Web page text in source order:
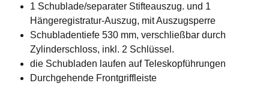
1 Schublade/separater Stifteauszug. und 1
Hängeregistratur-Auszug, mit Auszugsperre
Schubladentiefe 530 mm, verschließbar durch
Zylinderschloss, inkl. 2 Schlüssel.
die Schubladen laufen auf Teleskopführungen
Durchgehende Frontgriffleiste